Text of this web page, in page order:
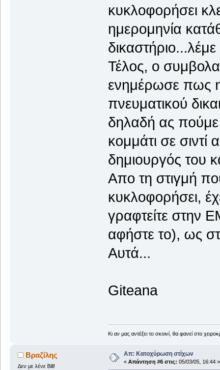
κυκλοφορήσει
ημερομηνία
Τέλος, ο
ενημέρωσε πως
πνευματικού
δηλαδή ας πούμε
κομμάτι σε σιντί
δημιουργός του
Απο τη στιγμή
κυκλοφορήσει,
γραφτείτε στην
αφήστε το), ως
Αυτά...
Giteana
Κι αν μας αντέξει το σκοινί, θα φανεί στο
Βραζίλης
Δεν με λένε Bill!
Απ: Κατοχύρωση στίχων
« Απάντηση #6 στις: 05/03/05, 16:44 »